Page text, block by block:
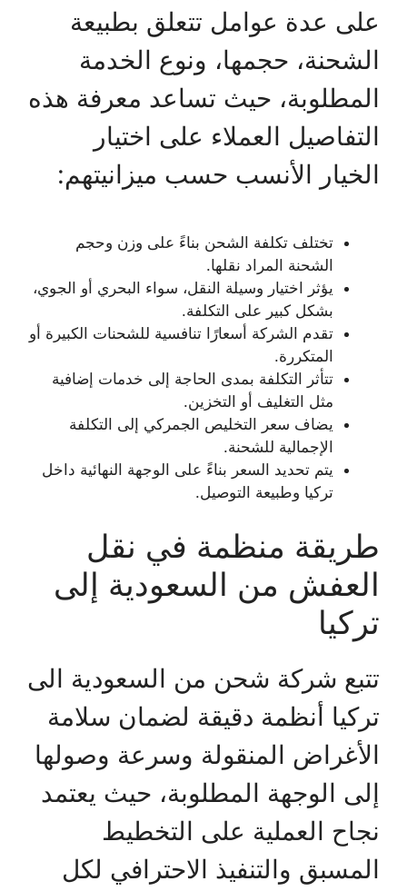
على عدة عوامل تتعلق بطبيعة
الشحنة، حجمها، ونوع الخدمة
المطلوبة، حيث تساعد معرفة هذه
التفاصيل العملاء على اختيار
الخيار الأنسب حسب ميزانيتهم:
تختلف تكلفة الشحن بناءً على وزن وحجم
الشحنة المراد نقلها.
يؤثر اختيار وسيلة النقل، سواء البحري أو الجوي،
بشكل كبير على التكلفة.
تقدم الشركة أسعارًا تنافسية للشحنات الكبيرة أو
المتكررة.
تتأثر التكلفة بمدى الحاجة إلى خدمات إضافية
مثل التغليف أو التخزين.
يضاف سعر التخليص الجمركي إلى التكلفة
الإجمالية للشحنة.
يتم تحديد السعر بناءً على الوجهة النهائية داخل
تركيا وطبيعة التوصيل.
طريقة منظمة في نقل
العفش من السعودية إلى
تركيا
تتبع شركة شحن من السعودية الى
تركيا أنظمة دقيقة لضمان سلامة
الأغراض المنقولة وسرعة وصولها
إلى الوجهة المطلوبة، حيث يعتمد
نجاح العملية على التخطيط
المسبق والتنفيذ الاحترافي لكل